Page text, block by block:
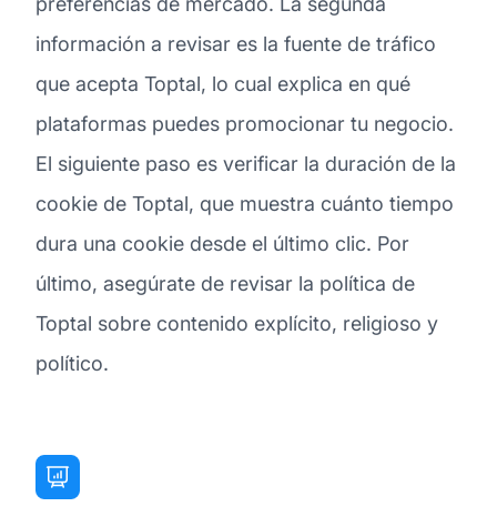
información a revisar es la fuente de tráfico
que acepta Toptal, lo cual explica en qué
plataformas puedes promocionar tu negocio.
El siguiente paso es verificar la duración de la
cookie de Toptal, que muestra cuánto tiempo
dura una cookie desde el último clic. Por
último, asegúrate de revisar la política de
Toptal sobre contenido explícito, religioso y
político.